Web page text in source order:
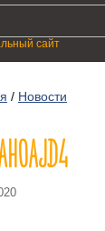
сайт
/ Новости